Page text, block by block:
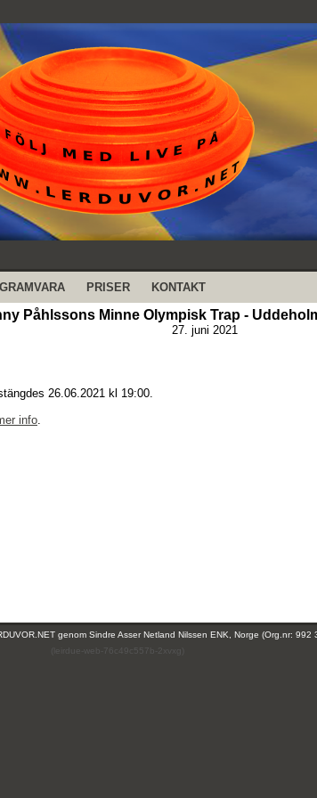
PRISER KONTAKT
Påhlssons Minne Olympisk Trap -
27. juni 2021
26.06.2021 kl 19:00.
info.
genom Sindre Asser Netland Nilssen ENK, Norge (Org.nr: 992
(leirdue-web-76c49c557b-2xvxg)